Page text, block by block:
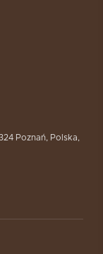
Poznań, Polska,